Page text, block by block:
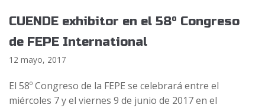
CUENDE exhibitor en el 58º Congreso
de FEPE International
12 mayo, 2017
El 58º Congreso de la FEPE se celebrará entre el
miércoles 7 y el viernes 9 de junio de 2017 en el